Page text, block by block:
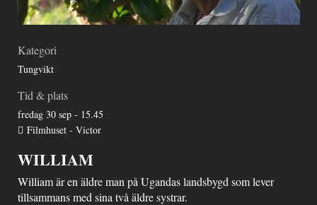
Kategori
Tungvikt
Tid & plats
fredag 30 sep - 15.45
Filmhuset - Victor
WILLIAM
William är en äldre man på Ugandas landsbygd som lever
tillsammans med sina två äldre systrar.